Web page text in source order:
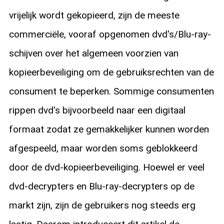
vrijelijk wordt gekopieerd, zijn de meeste
commerciële, vooraf opgenomen dvd's/Blu-ray-
schijven over het algemeen voorzien van
kopieerbeveiliging om de gebruiksrechten van de
consument te beperken. Sommige consumenten
rippen dvd's bijvoorbeeld naar een digitaal
formaat zodat ze gemakkelijker kunnen worden
afgespeeld, maar worden soms geblokkeerd
door de dvd-kopieerbeveiliging. Hoewel er veel
dvd-decrypters en Blu-ray-decrypters op de
markt zijn, zijn de gebruikers nog steeds erg